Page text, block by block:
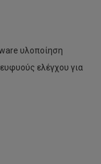
υλοποίηση
ελέγχου για